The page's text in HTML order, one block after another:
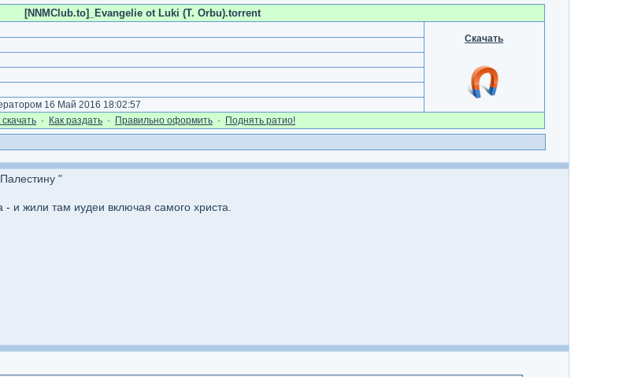
[NNMClub.to]_Evangelie ot Luki (T. Orbu).torrent
Скачать
16 Май 2016 18:02:57
cкачать · Как раздать · Правильно оформить · Поднять ратио!
"
- и жили там иудеи включая самого христа.